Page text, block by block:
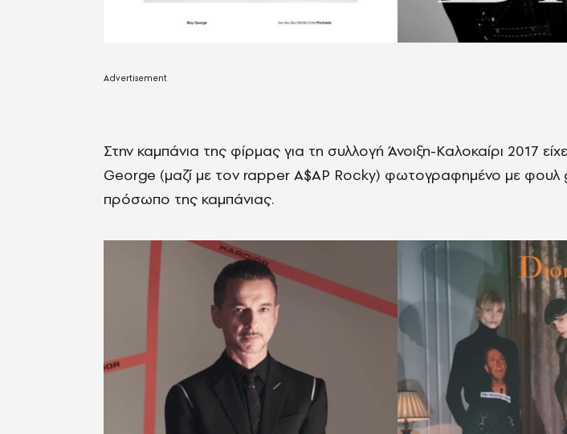
Στην καμπάνια της φίρμας για τη συλλογή Άνοιξη-Καλοκαίρι 2017
George (μαζί με τον rapper A$AP Rocky) φωτογραφημένο με
πρόσωπο της καμπάνιας.